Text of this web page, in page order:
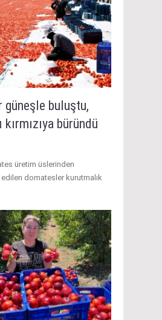
güneşle buluştu,
kırmızıya büründü
üretim üslerinden
domatesler kurutmalık